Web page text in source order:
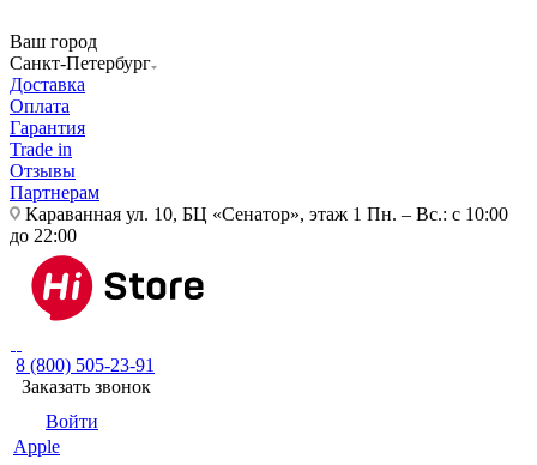
Ваш город
Санкт-Петербург
Доставка
Оплата
Гарантия
Trade in
Отзывы
Партнерам
Караванная ул. 10, БЦ «Сенатор», этаж 1 Пн. – Вс.: с 10:00
до 22:00
8 (800) 505-23-91
Заказать звонок
Войти
Apple